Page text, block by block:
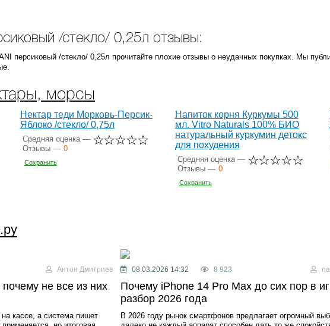
/стекло/ 0,25л отзывы:
персиковый /стекло/ 0,25л прочитайте плохие отзывы о неудачных покупках. Мы
морсы
Нектар теди Морковь-Персик-
Яблоко /стекло/ 0,75л
Средняя оценка —
Отзывы — 0
Сохранить
Напиток корня Куркумы 500
мл. Vitro Naturals 100% БИО
натуральный куркумин детокс
для похудения
Средняя оценка —
Отзывы — 0
Сохранить
Антон Дмитриев
не все из них
кассе, а система пишет
08.03.2026 14:32 8 923
Почему iPhone 14 Pro Max до сих пор в
разбор 2026 года
В 2026 году рынок смартфонов предлагает огромный